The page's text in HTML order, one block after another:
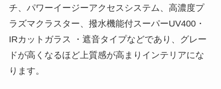
チ、パワーイージーアクセスシステム、高濃度プ
ラズマクラスター、撥水機能付スーパーUV400・
IRカットガラス ・遮音タイプなどであり、グレー
ドが高くなるほど上質感が高まりインテリアにな
ります。